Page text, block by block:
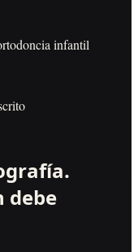
infantil
debe